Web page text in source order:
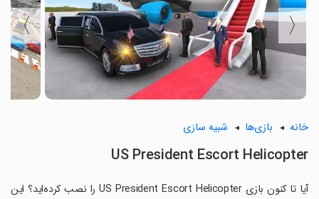
〈
〉
خانه بازی‌ها شبیه سازی
US President Escort Helicopter
آیا تا کنون بازی US President Escort Helicopter را نصب کرده‌اید؟ این